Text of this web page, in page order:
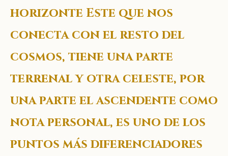
horizonte Este que nos
conecta con el resto del
cosmos, tiene una parte
terrenal y otra celeste, por
una parte el ascendente como
nota personal, es uno de los
puntos más diferenciadores